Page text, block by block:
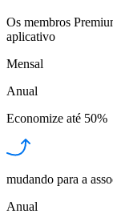
Os membros
aplicativo
Mensal
Anual
Economize até 50%
mudando para a
Anual